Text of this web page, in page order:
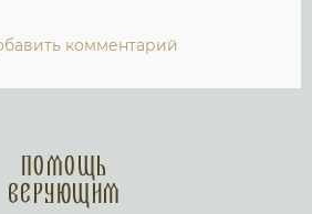
комментарий
Помощь
верующим